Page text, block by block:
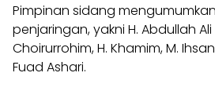
Pimpinan sidang
penjaringan, yakni H. Abdullah Ali
Choirurrohim, H. Khamim, M.
Fuad Ashari.